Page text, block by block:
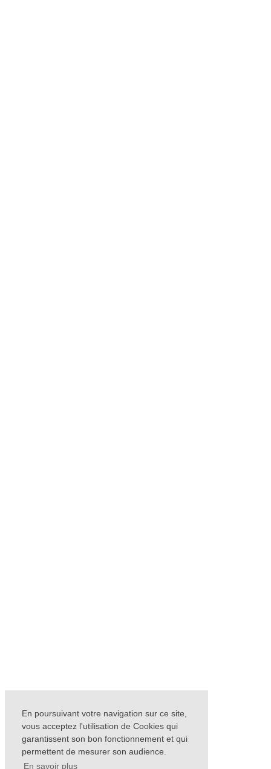
En poursuivant votre navigation sur ce site,
vous acceptez l'utilisation de Cookies qui
garantissent son bon fonctionnement et qui
permettent de mesurer son audience.
En savoir plus